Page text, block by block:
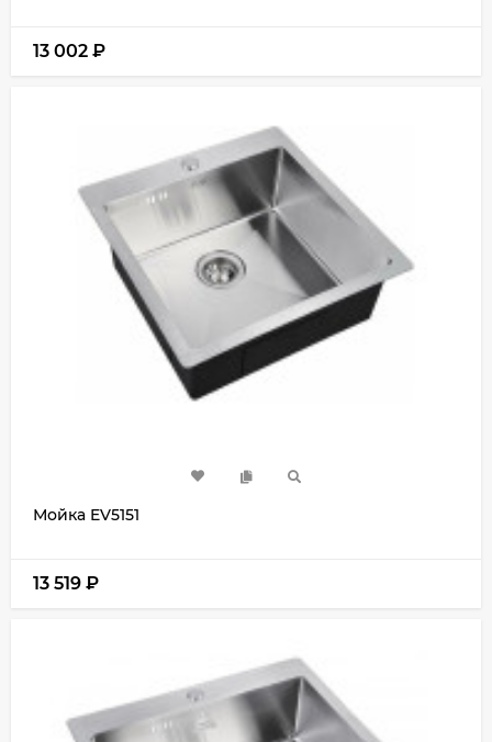
13 002 ₽
Мойка EV5151
13 519 ₽